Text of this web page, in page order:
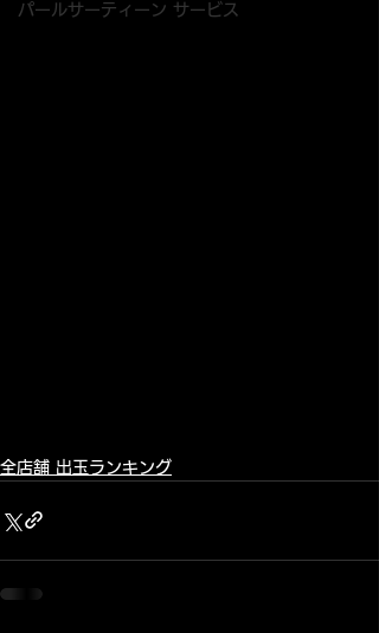
パールサーティーン サービス
全店舗 出玉ランキング